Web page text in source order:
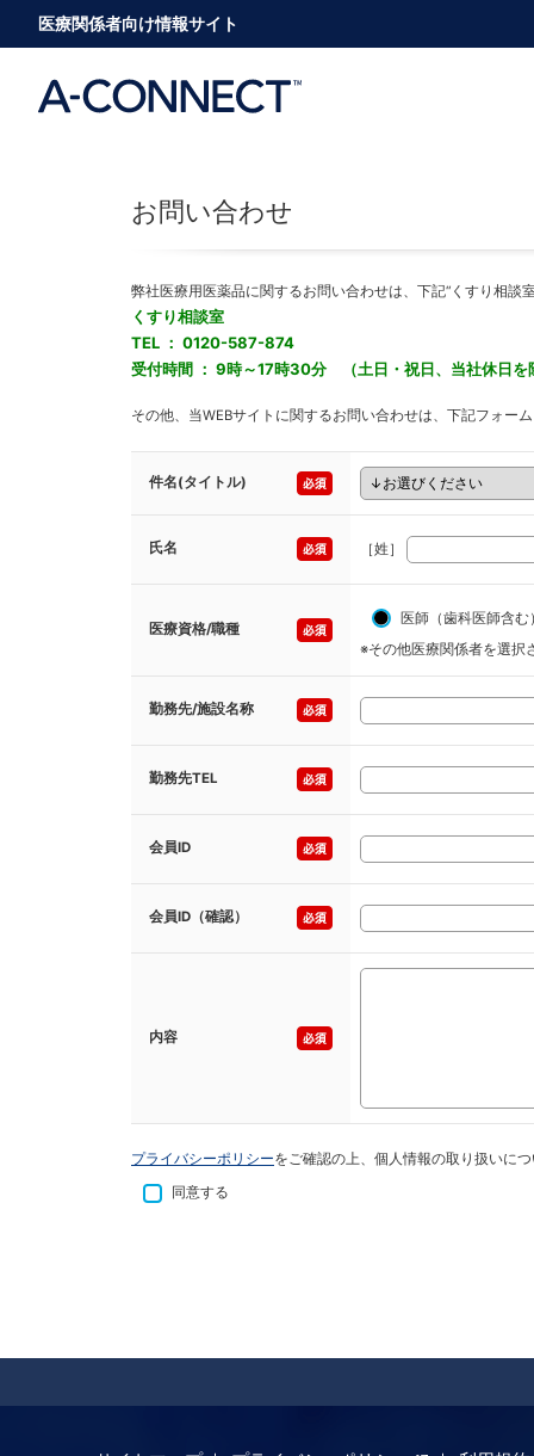
医療関係者向け情報サイト
お問い合わせ
弊社医療用医薬品に関するお問い合わせは、下記“くすり相談
くすり相談室
TEL ： 0120-587-874
受付時間 ： 9時～17時30分 （土日・祝日、当社休日を
その他、当WEBサイトに関するお問い合わせは、下記フォー
件名(タイトル)
氏名 ［姓］
医療資格/職種
医師（歯科医師含む
※その他医療関係者を選択
勤務先/施設名称
勤務先TEL
会員ID
会員ID（確認）
内容
プライバシーポリシーをご確認の上、個人情報の取り扱いに
同意する